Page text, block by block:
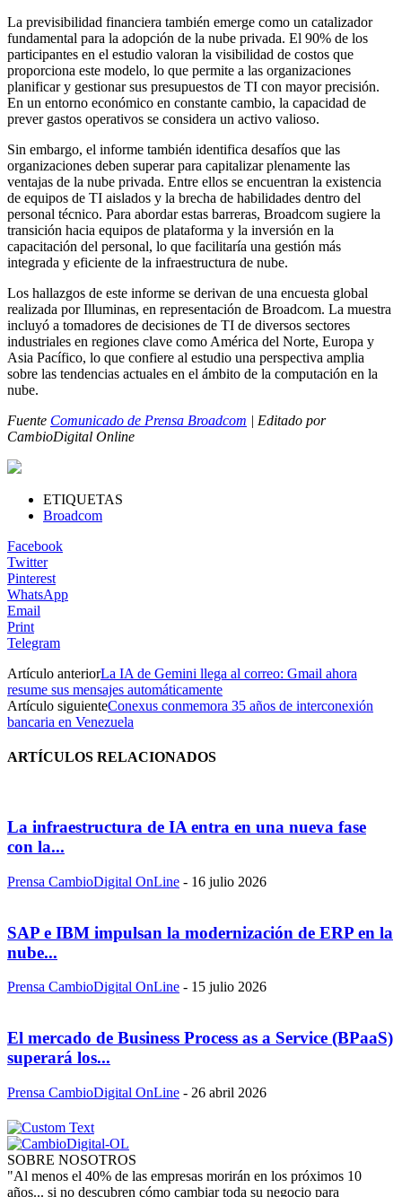
La previsibilidad financiera también emerge como un catalizador
fundamental para la adopción de la nube privada. El 90% de los
participantes en el estudio valoran la visibilidad de costos que
proporciona este modelo, lo que permite a las organizaciones
planificar y gestionar sus presupuestos de TI con mayor precisión.
En un entorno económico en constante cambio, la capacidad de
prever gastos operativos se considera un activo valioso.
Sin embargo, el informe también identifica desafíos que las
organizaciones deben superar para capitalizar plenamente las
ventajas de la nube privada. Entre ellos se encuentran la existencia
de equipos de TI aislados y la brecha de habilidades dentro del
personal técnico. Para abordar estas barreras, Broadcom sugiere la
transición hacia equipos de plataforma y la inversión en la
capacitación del personal, lo que facilitaría una gestión más
integrada y eficiente de la infraestructura de nube.
Los hallazgos de este informe se derivan de una encuesta global
realizada por Illuminas, en representación de Broadcom. La muestra
incluyó a tomadores de decisiones de TI de diversos sectores
industriales en regiones clave como América del Norte, Europa y
Asia Pacífico, lo que confiere al estudio una perspectiva amplia
sobre las tendencias actuales en el ámbito de la computación en la
nube.
Fuente Comunicado de Prensa Broadcom | Editado por
CambioDigital Online
ETIQUETAS
Broadcom
Facebook
Twitter
Pinterest
WhatsApp
Email
Print
Telegram
Artículo anteriorLa IA de Gemini llega al correo: Gmail ahora
resume sus mensajes automáticamente
Artículo siguienteConexus conmemora 35 años de interconexión
bancaria en Venezuela
ARTÍCULOS RELACIONADOS
La infraestructura de IA entra en una nueva fase
con la...
Prensa CambioDigital OnLine - 16 julio 2026
SAP e IBM impulsan la modernización de ERP en la
nube...
Prensa CambioDigital OnLine - 15 julio 2026
El mercado de Business Process as a Service (BPaaS)
superará los...
Prensa CambioDigital OnLine - 26 abril 2026
SOBRE NOSOTROS
"Al menos el 40% de las empresas morirán en los próximos 10
años... si no descubren cómo cambiar toda su negocio para